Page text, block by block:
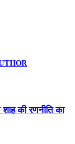
की रणनीति का